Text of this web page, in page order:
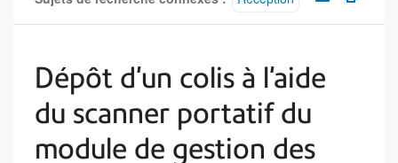
Dépôt d'un colis à l'aide
du scanner portatif du
module de gestion des